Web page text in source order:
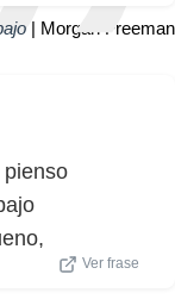
| Morgan Freeman
Ver frase